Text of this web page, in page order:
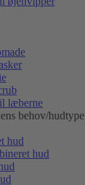
læberne
behov/hudtype
hud
hud